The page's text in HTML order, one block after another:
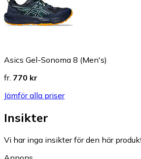
Asics Gel-Sonoma 8 (Men's)
fr. 770 kr
Jämför alla priser
Insikter
Vi har inga insikter för den här